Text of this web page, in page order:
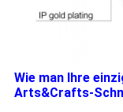
Wie man Ihre
Arts&Crafts-